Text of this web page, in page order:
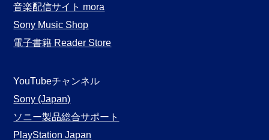
音楽配信サイト mora
Sony Music Shop
電子書籍 Reader Store
YouTubeチャンネル
Sony (Japan)
ソニー製品総合サポート
PlayStation Japan